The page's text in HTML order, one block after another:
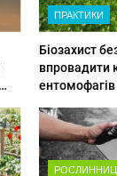
ПРАКТИКИ
Біозахист
впровадити
ентомофагів